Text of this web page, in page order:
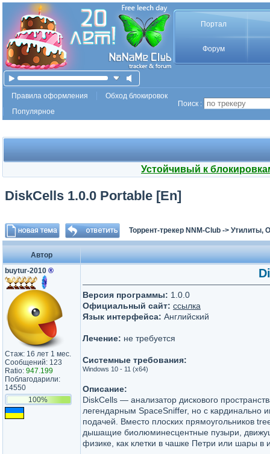
Портал
Форум
Правила оформления
Обход блокировок
Популярное
Поиск :
Устойчивый к
DiskCells 1.0.0 Portable [En]
Торрент-трекер NNM-Club -> Утилиты,
Автор
buytur-2010 ®
Стаж: 16 лет 1 мес.
Сообщений: 123
Ratio: 947.199
Поблагодарили:
14550
100%
Версия программы: 1.0.0
Официальный сайт: ссылка
Язык интерфейса: Английский
Лечение: не требуется
Системные требования:
Windows 10 - 11 (x64)
Описание:
DiskCells — анализатор дискового
легендарным SpaceSniffer, но с кардинально
подачей. Вместо плоских прямоугольников
дышащие биолюминесцентные пузыри,
физике, как клетки в чашке Петри или шары в